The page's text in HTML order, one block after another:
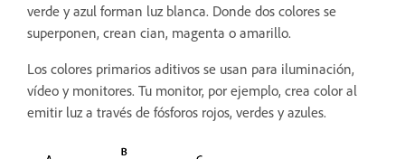
verde y azul forman luz blanca. Donde dos colores se
superponen, crean cian, magenta o amarillo.
Los colores primarios aditivos se usan para iluminación,
vídeo y monitores. Tu monitor, por ejemplo, crea color al
emitir luz a través de fósforos rojos, verdes y azules.